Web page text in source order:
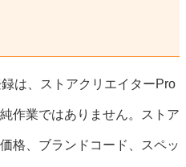
は、ストアクリエイターPro
作業ではありません。ストア
格、ブランドコード、スペッ